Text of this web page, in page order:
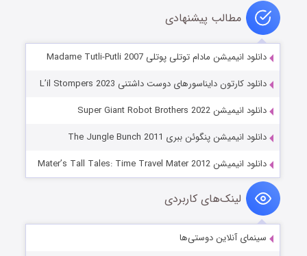
مطالب پیشنهادی
دانلود انیمیشن مادام توتلی پوتلی Madame Tutli-Putli 2007
دانلود کارتون دایناسورهای دوست داشتنی L’il Stompers 2023
دانلود انیمیشن Super Giant Robot Brothers 2022
دانلود انیمیشن پنگوئن ببری The Jungle Bunch 2011
دانلود انیمیشن Mater’s Tall Tales: Time Travel Mater 2012
لینک‌های کاربردی
سینمای آنلاین دوستی‌ها